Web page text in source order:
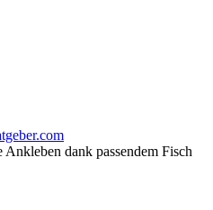
dank passendem Fisch